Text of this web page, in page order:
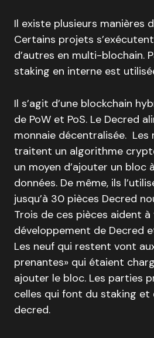
Il existe plusieurs manières
Certains projets
d’autres en multi-blochain.
staking en interne est
Il s’agit d’une blockchain
de PoW et PoS. Le Decred
monnaie décentralisée. Les
traitent un algorithme
un moyen d’ajouter un bloc
données. De même, ils
jusqu’à 30 pièces Decred
Trois de ces pièces aident à
développement de Decred
Les neuf qui restent vont
prenantes» qui étaient
ajouter le bloc. Les parties
celles qui font du staking et
decred.